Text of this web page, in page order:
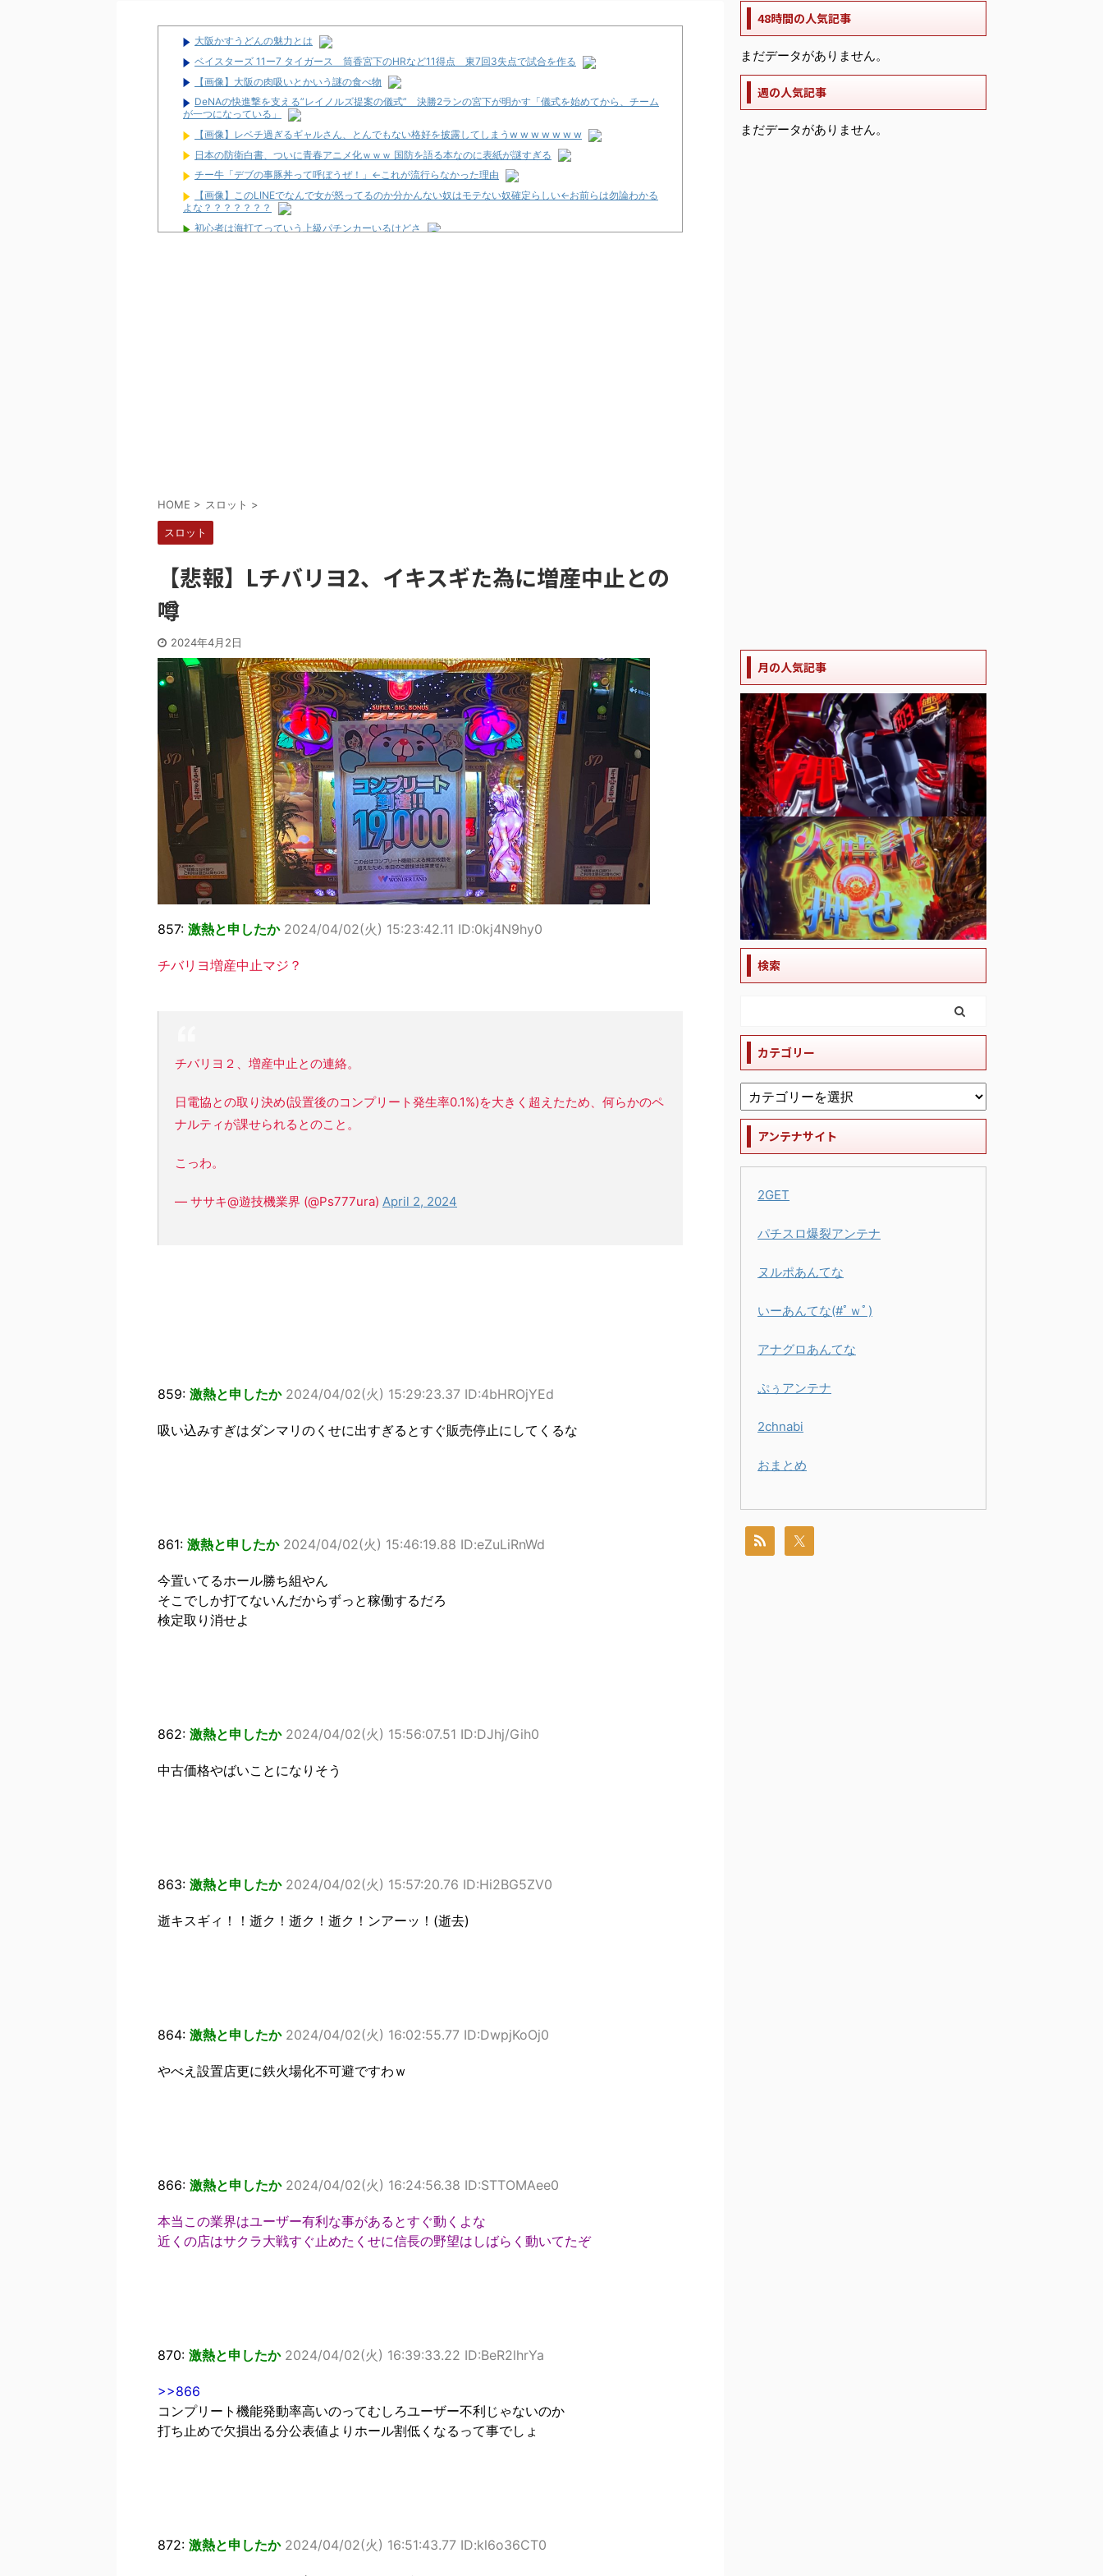
大阪かすうどんの魅力とは
ベイスターズ 11ー7 タイガース 筒香宮下のHRなど11得点 東7回3失点で試合を作る
【画像】大阪の肉吸いとかいう謎の食べ物
DeNAの快進撃を支える”レイノルズ提案の儀式” 決勝2ランの宮下が明かす「儀式を始めてから、チーム
が一つになっている」
【画像】レベチ過ぎるギャルさん、とんでもない格好を披露してしまうw w w w w w w
日本の防衛白書、ついに青春アニメ化ｗｗｗ 国防を語る本なのに表紙が謎すぎる
チー牛「デブの事豚丼って呼ぼうぜ！」←これが流行らなかった理由
【画像】このLINEでなんで女が怒ってるのか分かんない奴はモテない奴確定らしい←お前らは勿論わかる
よな？？？？？？？
初心者は海打てっていう上級パチンカーいるけどさ
HOME > スロット >
スロット
【悲報】Lチバリヨ2、イキスギた為に増産中止との
噂
2024年4月2日
857: 激熱と申したか 2024/04/02(火) 15:23:42.11 ID:0kj4N9hy0
チバリヨ増産中止マジ？
チバリヨ２、増産中止との連絡。
日電協との取り決め(設置後のコンプリート発生率0.1%)を大きく超えたため、何らかのペ
ナルティが課せられるとのこと。
こっわ。
— ササキ@遊技機業界 (@Ps777ura) April 2, 2024
859: 激熱と申したか 2024/04/02(火) 15:29:23.37 ID:4bHROjYEd
吸い込みすぎはダンマリのくせに出すぎるとすぐ販売停止にしてくるな
861: 激熱と申したか 2024/04/02(火) 15:46:19.88 ID:eZuLiRnWd
今置いてるホール勝ち組やん
そこでしか打てないんだからずっと稼働するだろ
検定取り消せよ
862: 激熱と申したか 2024/04/02(火) 15:56:07.51 ID:DJhj/Gih0
中古価格やばいことになりそう
863: 激熱と申したか 2024/04/02(火) 15:57:20.76 ID:Hi2BG5ZV0
逝キスギィ！！逝ク！逝ク！逝ク！ンアーッ！(逝去)
864: 激熱と申したか 2024/04/02(火) 16:02:55.77 ID:DwpjKoOj0
やべえ設置店更に鉄火場化不可避ですわｗ
866: 激熱と申したか 2024/04/02(火) 16:24:56.38 ID:STTOMAee0
本当この業界はユーザー有利な事があるとすぐ動くよな
近くの店はサクラ大戦すぐ止めたくせに信長の野望はしばらく動いてたぞ
870: 激熱と申したか 2024/04/02(火) 16:39:33.22 ID:BeR2lhrYa
>>866
コンプリート機能発動率高いのってむしろユーザー不利じゃないのか
打ち止めで欠損出る分公表値よりホール割低くなるって事でしょ
872: 激熱と申したか 2024/04/02(火) 16:51:43.77 ID:kl6o36CT0
48時間の人気記事
まだデータがありません。
週の人気記事
まだデータがありません。
月の人気記事
検索
カテゴリー
アンテナサイト
2GET
パチスロ爆裂アンテナ
ヌルポあんてな
いーあんてな(#ﾟｗﾟ)
アナグロあんてな
ぷぅアンテナ
2chnabi
おまとめ